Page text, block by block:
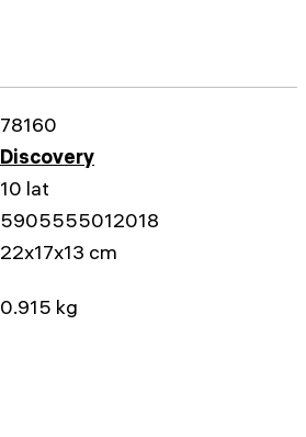
78160
Discovery
10 lat
5905555012018
22x17x13 cm
0.915 kg